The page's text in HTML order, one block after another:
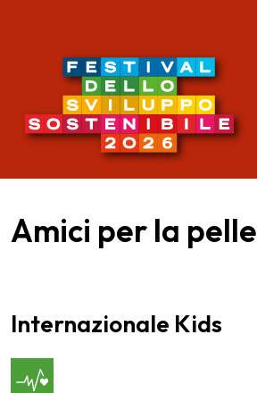
Amici per la pelle
Internazionale Kids